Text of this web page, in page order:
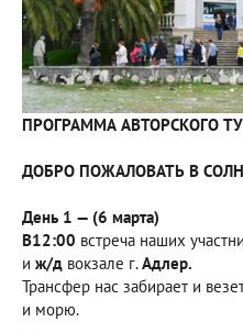
ПРОГРАММА АВТОРСКОГО
ДОБРО ПОЖАЛОВАТЬ В
День 1 — (6 марта)
В12:00 встреча наших
и ж/д вокзале г.Адлер.
Трансфер нас забирает и
и морю.